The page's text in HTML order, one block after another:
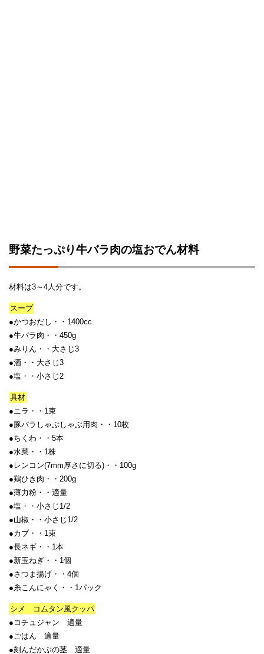
野菜たっぷり牛バラ肉の塩おでん材料
材料は3～4人分です。
スープ
●かつおだし・・1400cc
●牛バラ肉・・450g
●みりん・・大さじ3
●酒・・大さじ3
●塩・・小さじ2
具材
●ニラ・・1束
●豚バラしゃぶしゃぶ用肉・・10枚
●ちくわ・・5本
●水菜・・1株
●レンコン(7mm厚さに切る)・・100g
●鶏ひき肉・・200g
●薄力粉・・適量
●塩・・小さじ1/2
●山椒・・小さじ1/2
●カブ・・1束
●長ネギ・・1本
●新玉ねぎ・・1個
●さつま揚げ・・4個
●糸こんにゃく・・1パック
シメ コムタン風クッパ
●コチュジャン 適量
●ごはん 適量
●刻んだかぶの茎 適量